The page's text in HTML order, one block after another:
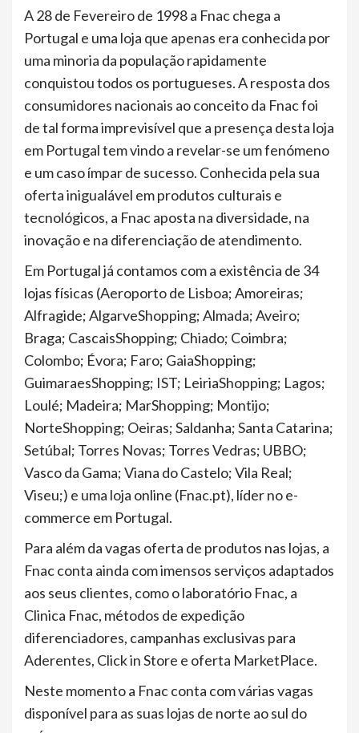
A 28 de Fevereiro de 1998 a Fnac chega a
Portugal e uma loja que apenas era conhecida por
uma minoria da população rapidamente
conquistou todos os portugueses. A resposta dos
consumidores nacionais ao conceito da Fnac foi
de tal forma imprevisível que a presença desta loja
em Portugal tem vindo a revelar-se um fenómeno
e um caso ímpar de sucesso. Conhecida pela sua
oferta inigualável em produtos culturais e
tecnológicos, a Fnac aposta na diversidade, na
inovação e na diferenciação de atendimento.
Em Portugal já contamos com a existência de 34
lojas físicas (Aeroporto de Lisboa; Amoreiras;
Alfragide; AlgarveShopping; Almada; Aveiro;
Braga; CascaisShopping; Chiado; Coimbra;
Colombo; Évora; Faro; GaiaShopping;
GuimaraesShopping; IST; LeiriaShopping; Lagos;
Loulé; Madeira; MarShopping; Montijo;
NorteShopping; Oeiras; Saldanha; Santa Catarina;
Setúbal; Torres Novas; Torres Vedras; UBBO;
Vasco da Gama; Viana do Castelo; Vila Real;
Viseu;) e uma loja online (Fnac.pt), líder no e-
commerce em Portugal.
Para além da vagas oferta de produtos nas lojas, a
Fnac conta ainda com imensos serviços adaptados
aos seus clientes, como o laboratório Fnac, a
Clinica Fnac, métodos de expedição
diferenciadores, campanhas exclusivas para
Aderentes, Click in Store e oferta MarketPlace.
Neste momento a Fnac conta com várias vagas
disponível para as suas lojas de norte ao sul do